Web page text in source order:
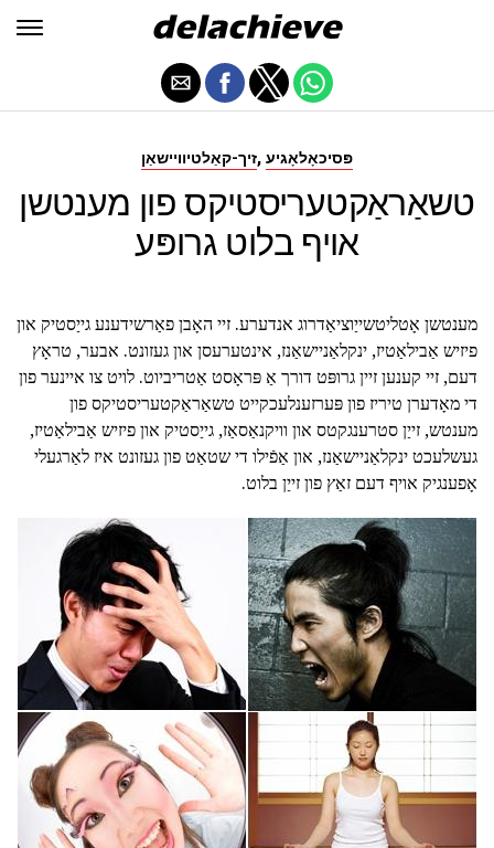
זיך-קאַלטיוויישאַן, פּסיכאָלאָגיע
טשאַראַקטעריסטיקס פון מענטשן
אויף בלוט גרופּע
מענטשן אָטליטשייַוציאַדרוג אנדערע. זיי האָבן פאַרשידענע גייַסטיק און
פיזיש אַבילאַטיז, ינקלאַניישאַנז, אינטערעסן און געזונט. אבער, טראָץ
דעם, זיי קענען זיין גרופּט דורך אַ פּראָסט אַטריביוט. לויט צו איינער פון
די מאָדערן טיריז פון פּערזענלעכקייט טשאַראַקטעריסטיקס פון
מענטש, זייַן סטרענגקטס און וויקנאַסאַז, גייַסטיק און פיזיש אַבילאַטיז,
געשלעכט ינקלאַניישאַנז, און אַפֿילו די שטאַט פון געזונט איז לאַרגעלי
אָפענגיק אויף דעם זאַץ פון זייַן בלוט.